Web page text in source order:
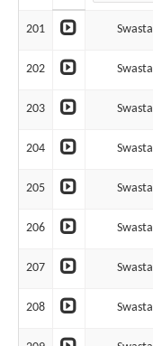
201 Swasta
202 Swasta
203 Swasta
204 Swasta
205 Swasta
206 Swasta
207 Swasta
208 Swasta